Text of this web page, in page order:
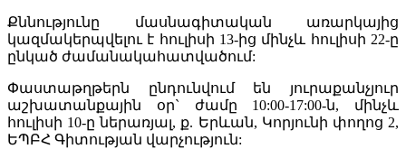
Քննությունը մասնագիտական առարկայից
կազմակերպվելու է հուլիսի 13-ից մինչև հուլիսի 22-ը
ընկած ժամանակահատվածում:
Փաստաթղթերն ընդունվում են յուրաքանչյուր
աշխատանքային օր` ժամը 10:00-17:00-ն, մինչև
հուլիսի 10-ը ներառյալ, ք. Երևան, Կորյունի փողոց 2,
ԵՊԲՀ Գիտության վարչություն: